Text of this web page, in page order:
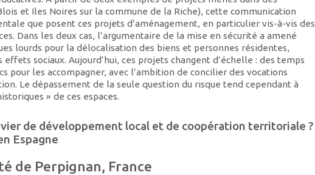
et Iles Noires sur la commune de la Riche), cette communication
que posent ces projets d’aménagement, en particulier vis-à-vis des
Dans les deux cas, l’argumentaire de la mise en sécurité a amené
lourds pour la délocalisation des biens et personnes résidentes,
sociaux. Aujourd’hui, ces projets changent d’échelle : des temps
pour les accompagner, avec l’ambition de concilier des vocations
Le dépassement de la seule question du risque tend cependant à
» de ces espaces.
de développement local et de coopération territoriale ?
Espagne
de Perpignan, France